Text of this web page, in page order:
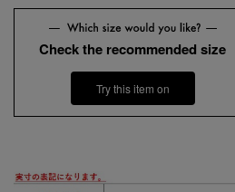
Check the recommended size
Try this item on